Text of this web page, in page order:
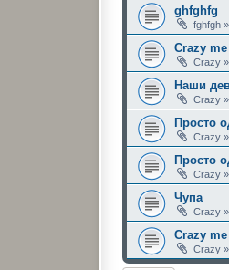
ghfghfg
fghfgh »
Crazy me
Crazy
Наши
Crazy
Просто
Crazy
Просто
Crazy
Чупа
Crazy
Crazy me
Crazy